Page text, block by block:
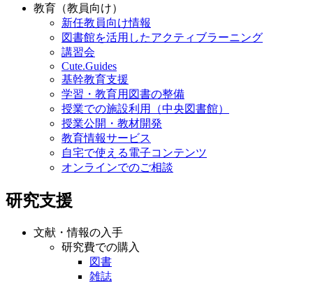
教育（教員向け）
新任教員向け情報
図書館を活用したアクティブラーニング
講習会
Cute.Guides
基幹教育支援
学習・教育用図書の整備
授業での施設利用（中央図書館）
授業公開・教材開発
教育情報サービス
自宅で使える電子コンテンツ
オンラインでのご相談
研究支援
文献・情報の入手
研究費での購入
図書
雑誌